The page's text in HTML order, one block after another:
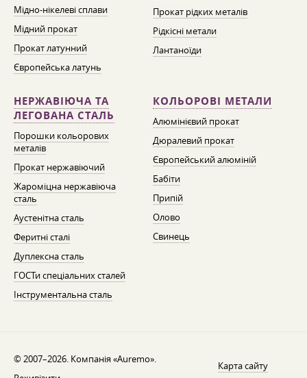
Мідно-нікелеві сплави
Мідний прокат
Прокат латунний
Європейська латунь
Прокат рідких металів
Рідкісні метали
Лантаноїди
НЕРЖАВІЮЧА ТА
ЛЕГОВАНА СТАЛЬ
Порошки кольорових
металів
Прокат нержавіючий
Жароміцна нержавіюча
сталь
Аустенітна сталь
Феритні сталі
Дуплексна сталь
ГОСТи спеціальних сталей
Інструментальна сталь
КОЛЬОРОВІ МЕТАЛИ
Алюмінієвий прокат
Дюралевий прокат
Європейський алюміній
Бабіти
Припій
Олово
Свинець
© 2007–2026. Компанія «Auremo».
Карта сайту